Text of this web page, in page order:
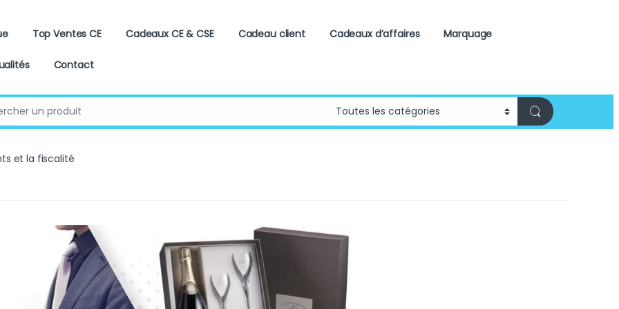
Top Ventes CE Cadeaux CE & CSE Cadeau client Cadeaux d’affaires Marquage
Contact
et la fiscalité